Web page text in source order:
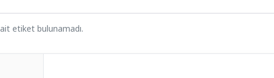
etiket bulunamadı.